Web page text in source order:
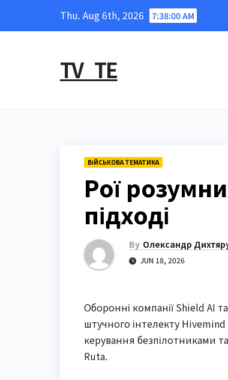
Thu. Aug 6th, 2026 7:38:01 AM
TV_TE
ВІЙСЬКОВА ТЕМАТИКА
Рої
підході
By Олександр
JUN 18, 2026
Оборонні компанії Shield AI
штучного інтелекту
керування безпілотниками
Ruta.